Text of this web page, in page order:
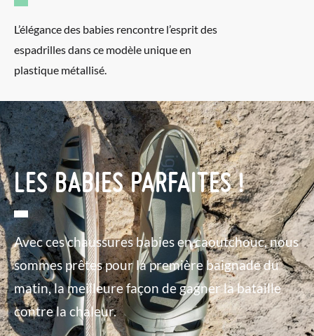
L’élégance des babies rencontre l’esprit des
espadrilles dans ce modèle unique en
plastique métallisé.
LES BABIES PARFAITES !
Avec ces chaussures babies en caoutchouc, nous
sommes prêtes pour la première baignade du
matin, la meilleure façon de gagner la bataille
contre la chaleur.